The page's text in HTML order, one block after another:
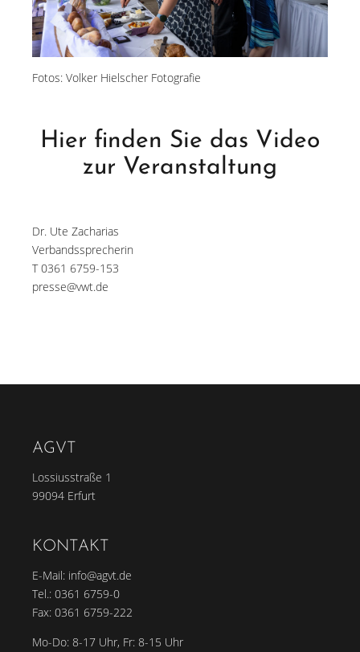
Fotos: Volker Hielscher Fotografie
Hier finden Sie das Video
zur Veranstaltung
Dr. Ute Zacharias
Verbandssprecherin
T 0361 6759-153
presse@vwt.de
AGVT
Lossiusstraße 1
99094 Erfurt
KONTAKT
E-Mail: info@agvt.de
Tel.: 0361 6759-0
Fax: 0361 6759-222
Mo-Do: 8-17 Uhr, Fr: 8-15 Uhr